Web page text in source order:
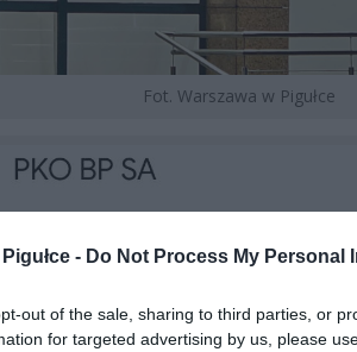
- Do Not Process My Personal
out of the sale, sharing to third parties, or
for targeted advertising by us, please
Fot. Warszawa w Pigułce